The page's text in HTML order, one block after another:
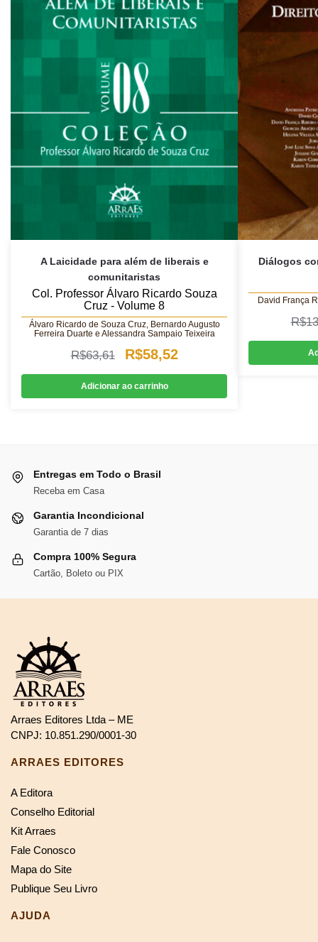
A Laicidade para além de liberais e
comunitaristas
Col. Professor Álvaro Ricardo Souza
Cruz - Volume 8
Álvaro Ricardo de Souza Cruz, Bernardo Augusto
Ferreira Duarte e Alessandra Sampaio Teixeira
R$63,61
O
preço
original
R$58,52O
preço
atual
Adicionar ao carrinho
Diálogos
David França
R$
Entregas em Todo o Brasil
Receba em Casa
Garantia Incondicional
Garantia de 7 dias
Compra 100% Segura
Cartão, Boleto ou PIX
Arraes Editores Ltda – ME
CNPJ: 10.851.290/0001-30
ARRAES EDITORES
A Editora
Conselho Editorial
Kit Arraes
Fale Conosco
Mapa do Site
Publique Seu Livro
AJUDA